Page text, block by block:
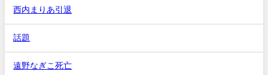
西内まりあ引退
話題
遠野なぎこ死亡